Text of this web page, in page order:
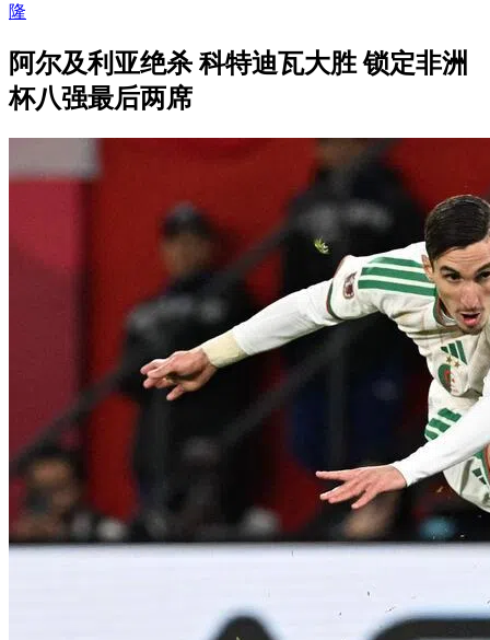
隆
阿尔及利亚绝杀 科特迪瓦大胜 锁定非洲
杯八强最后两席